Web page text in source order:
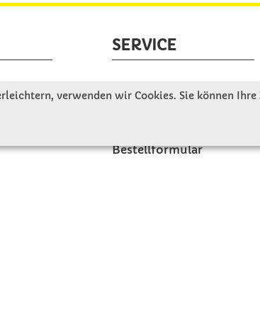
SERVICE
Gute Gründe für Winkler
Bestellformular
verwenden wir Cookies. Sie können